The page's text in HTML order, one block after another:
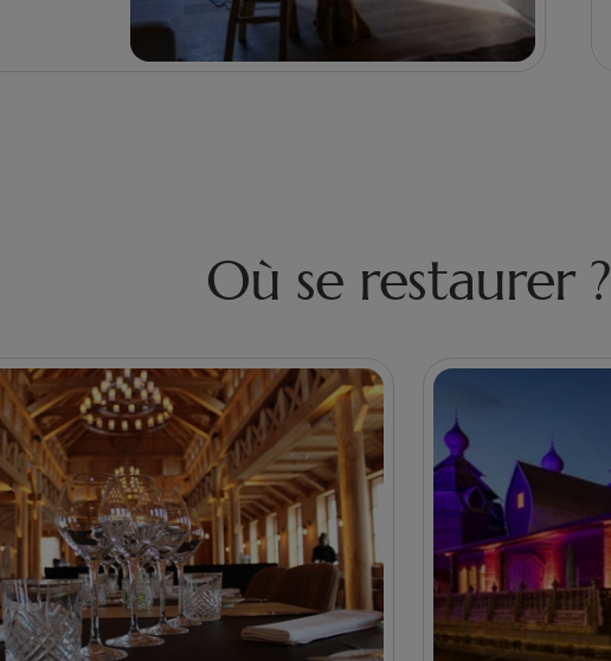
Où se restaurer ?